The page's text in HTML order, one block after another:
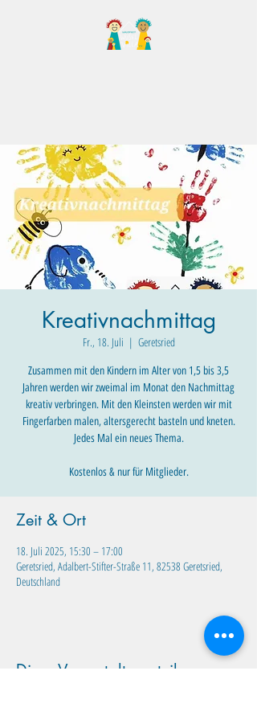
Kreativnachmittag
Fr., 18. Juli
  |
Geretsried
Zusammen mit den Kindern im Alter von 1,5 bis 3,5
Jahren werden wir zweimal im Monat den Nachmittag
kreativ verbringen. Mit den Kleinsten werden wir mit
Fingerfarben malen, altersgerecht basteln und kneten.
Jedes Mal ein neues Thema.
Kostenlos & nur für Mitglieder.
Zeit & Ort
18. Juli 2025, 15:30 – 17:00
Geretsried, Adalbert-Stifter-Straße 11, 82538 Geretsried,
Deutschland
Diese Veranstaltung teilen